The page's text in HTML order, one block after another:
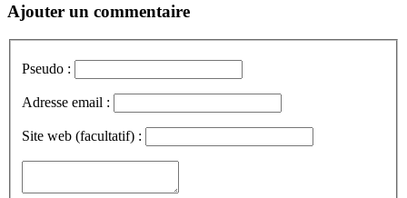
Ajouter un commentaire
Pseudo :
Adresse email :
Site web (facultatif) :